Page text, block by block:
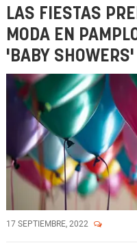
LAS FIESTAS
MODA EN
'BABY SHOWERS'
17 SEPTIEMBRE, 2022